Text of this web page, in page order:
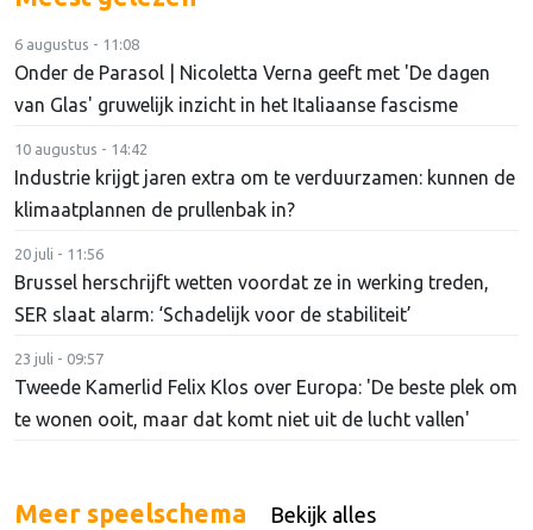
6 augustus - 11:08
Onder de Parasol | Nicoletta Verna geeft met 'De dagen
van Glas' gruwelijk inzicht in het Italiaanse fascisme
10 augustus - 14:42
Industrie krijgt jaren extra om te verduurzamen: kunnen de
klimaatplannen de prullenbak in?
20 juli - 11:56
Brussel herschrijft wetten voordat ze in werking treden,
SER slaat alarm: ‘Schadelijk voor de stabiliteit’
23 juli - 09:57
Tweede Kamerlid Felix Klos over Europa: 'De beste plek om
te wonen ooit, maar dat komt niet uit de lucht vallen'
Meer speelschema Bekijk alles